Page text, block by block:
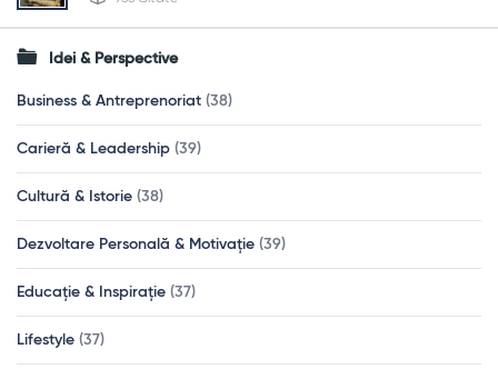
Idei & Perspective
Business & Antreprenoriat (38)
Carieră & Leadership (39)
Cultură & Istorie (38)
Dezvoltare Personală & Motivație (39)
Educație & Inspirație (37)
Lifestyle (37)